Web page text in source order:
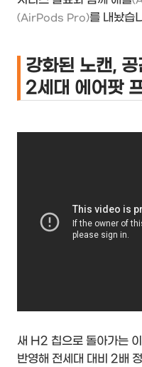
(AirPods Pro)를 내놨습
강화된 노캔,
2세대 에어팟
새 H2 칩으로 돌아가는
반영해 전세대 대비 2배